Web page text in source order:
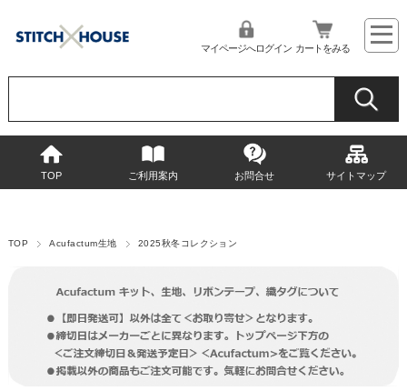
マイページへログイン カートをみる
TOP ご利用案内 お問合せ サイトマップ
TOP Acufactum生地 2025秋冬コレクション